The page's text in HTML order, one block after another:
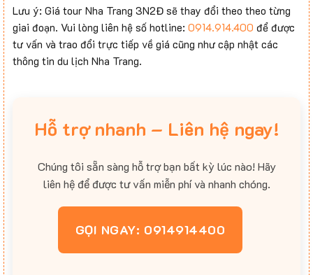
Lưu ý: Giá tour Nha Trang 3N2Đ sẽ thay đổi theo theo từng
giai đoạn. Vui lòng liên hệ số hotline: 0914.914.400 để được
tư vấn và trao đổi trực tiếp về giá cũng như cập nhật các
thông tin du lịch Nha Trang.
Hỗ trợ nhanh – Liên hệ ngay!
Chúng tôi sẵn sàng hỗ trợ bạn bất kỳ lúc nào! Hãy
liên hệ để được tư vấn miễn phí và nhanh chóng.
GỌI NGAY: 0914914400